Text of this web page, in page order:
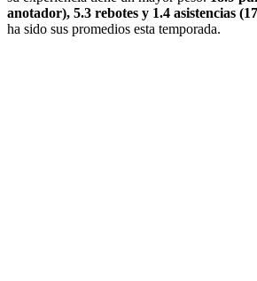
anotador), 5.3 rebotes y 1.4 asistencias
ha sido sus promedios esta temporada.